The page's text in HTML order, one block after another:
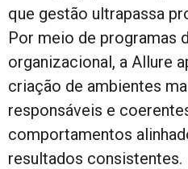
que gestão ultrapassa
Por meio de programas
organizacional, a Allure
criação de ambientes
responsáveis e
comportamentos
resultados consistentes.